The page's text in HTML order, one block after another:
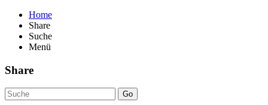
Home
Share
Suche
Menü
Share
Go